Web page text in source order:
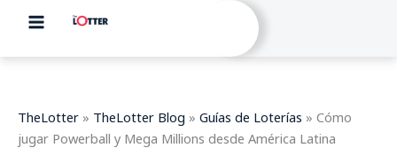
contenido
TheLotter » TheLotter Blog » Guías de Loterías » Cómo
jugar Powerball y Mega Millions desde América Latina